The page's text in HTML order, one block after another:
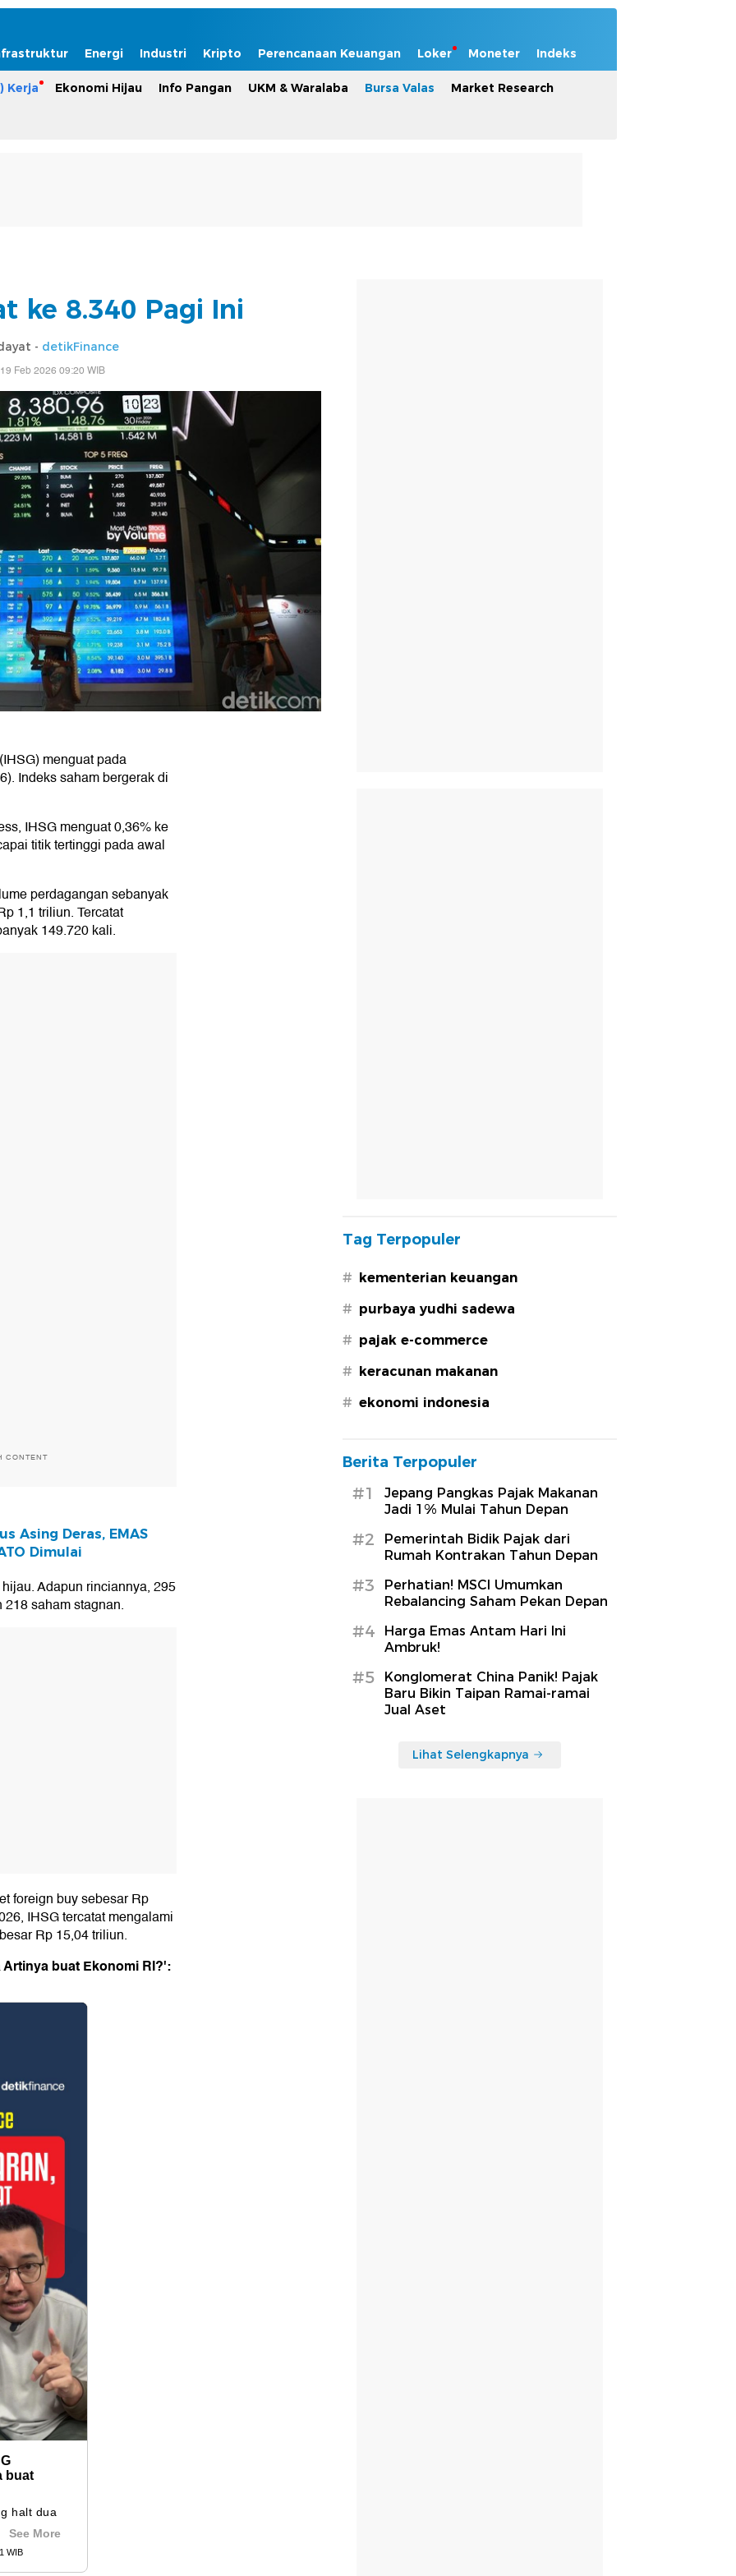
Energi Industri Kripto Perencanaan Keuangan Loker Moneter Indeks
Kerja Ekonomi Hijau Info Pangan UKM & Waralaba Bursa Valas Market Research
ke 8.340 Pagi Ini
- detikFinance
Feb 2026 09:20 WIB
menguat pada
Indeks saham bergerak di
IHSG menguat 0,36% ke
titik tertinggi pada awal
perdagangan sebanyak
1,1 triliun. Tercatat
149.720 kali.
CONTENT
Asing Deras, EMAS
Dimulai
Adapun rinciannya, 295
saham stagnan.
foreign buy sebesar Rp
IHSG tercatat mengalami
Rp 15,04 triliun.
buat Ekonomi RI?':
Tag Terpopuler
# kementerian keuangan
# purbaya yudhi sadewa
# pajak e-commerce
# keracunan makanan
# ekonomi indonesia
Berita Terpopuler
#1
Jepang Pangkas Pajak Makanan
Jadi 1% Mulai Tahun Depan
#2
Pemerintah Bidik Pajak dari
Rumah Kontrakan Tahun Depan
#3
Perhatian! MSCI Umumkan
Rebalancing Saham Pekan Depan
#4
Harga Emas Antam Hari Ini
Ambruk!
#5
Konglomerat China Panik! Pajak
Baru Bikin Taipan Ramai-ramai
Jual Aset
Lihat Selengkapnya